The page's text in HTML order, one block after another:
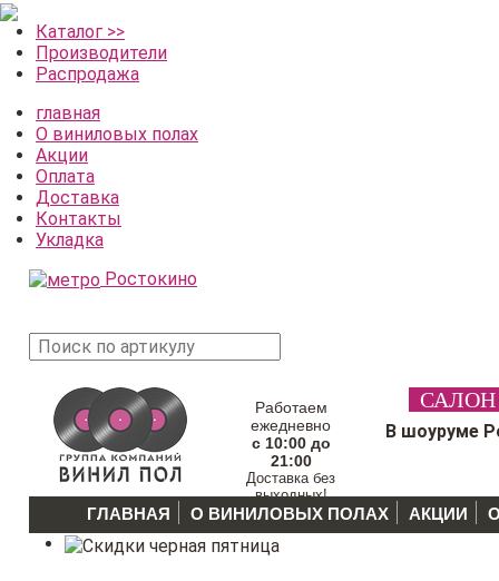
Каталог >>
Производители
Распродажа
главная
О виниловых полах
Акции
Оплата
Доставка
Контакты
Укладка
Ростокино
товара
Работаем
ежедневно
с 10:00 до
21:00
Доставка без
выходных!
В шоуруме
ГЛАВНАЯ О ВИНИЛОВЫХ ПОЛАХ АКЦИИ